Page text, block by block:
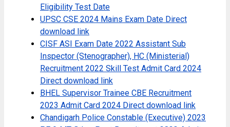
Eligibility Test Date
UPSC CSE 2024 Mains Exam Date Direct
download link
CISF ASI Exam Date 2022 Assistant Sub
Inspector (Stenographer), HC (Ministerial)
Recruitment 2022 Skill Test Admit Card 2024
Direct download link
BHEL Supervisor Trainee CBE Recruitment
2023 Admit Card 2024 Direct download link
Chandigarh Police Constable (Executive) 2023